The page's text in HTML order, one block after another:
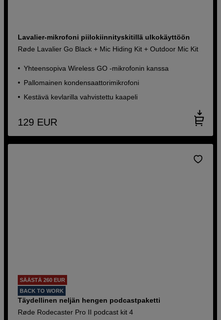
Lavalier-mikrofoni piilokiinnityskitillä ulkokäyttöön
Røde Lavalier Go Black + Mic Hiding Kit + Outdoor Mic Kit
Yhteensopiva Wireless GO -mikrofonin kanssa
Pallomainen kondensaattorimikrofoni
Kestävä kevlarilla vahvistettu kaapeli
129 EUR
SÄÄSTÄ 260 EUR
BACK TO WORK
Täydellinen neljän hengen podcastpaketti
Røde Rodecaster Pro II podcast kit 4